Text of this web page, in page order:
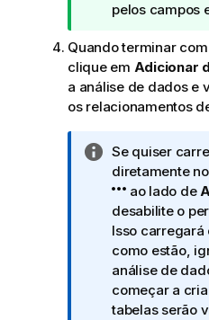
e
i
c
a
pelos campos
Quando terminar
clique em Adicionar
a análise de dados e
os relacionamentos
N
o
t
a
i
n
f
o
r
Se quiser
diretamente
ao lado de
desabilite o
Isso
como estão,
análise de
começar a
tabelas serão